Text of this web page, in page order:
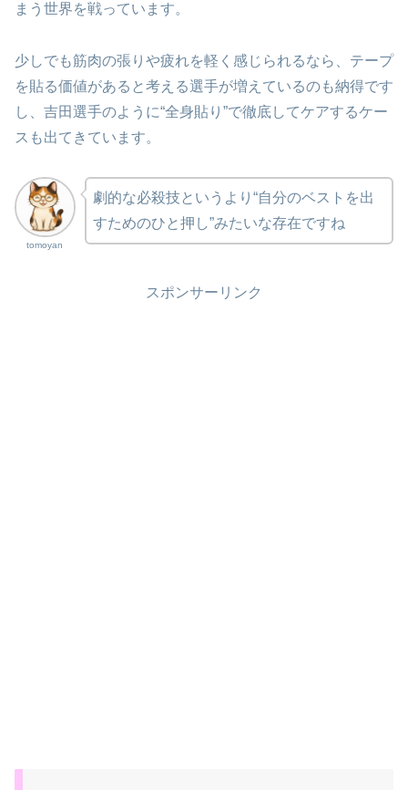
まう世界を戦っています。
少しでも筋肉の張りや疲れを軽く感じられるなら、テープ
を貼る価値があると考える選手が増えているのも納得です
し、吉田選手のように“全身貼り”で徹底してケアするケー
スも出てきています。
tomoyan
劇的な必殺技というより“自分のベストを出
すためのひと押し”みたいな存在ですね
スポンサーリンク